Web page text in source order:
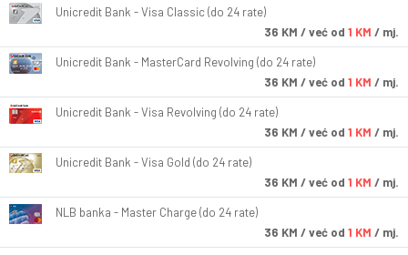
Unicredit Bank - Visa Classic (do 24 rate)
36 KM / već od 1 KM / mj.
Unicredit Bank - MasterCard Revolving (do 24 rate)
36 KM / već od 1 KM / mj.
Unicredit Bank - Visa Revolving (do 24 rate)
36 KM / već od 1 KM / mj.
Unicredit Bank - Visa Gold (do 24 rate)
36 KM / već od 1 KM / mj.
NLB banka - Master Charge (do 24 rate)
36 KM / već od 1 KM / mj.